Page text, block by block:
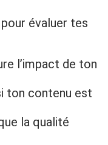
évaluer tes
l’impact de ton
ton contenu est
la qualité